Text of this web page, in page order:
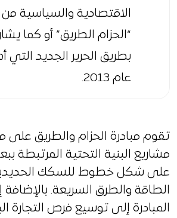
الاقتصادية والسياسية من
“الحزام الطريق” أو كما يشار
بطريق الحرير الجديد التي
عام 2013.
تقوم مبادرة الحزام والطريق
مشاريع البنية التحتية المرتبطة
على شكل خطوط للسكك
الطاقة والطرق السريعة.
المبادرة إلى توسيع فرص التجارة